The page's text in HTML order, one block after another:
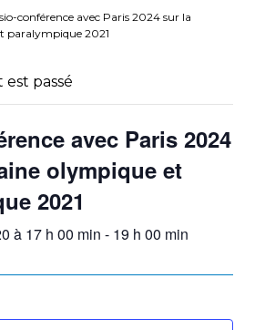
conférence avec Paris 2024 sur la
paralympique 2021
passé
avec Paris 2024
olympique et
2021
à 17 h 00 min - 19 h 00 min